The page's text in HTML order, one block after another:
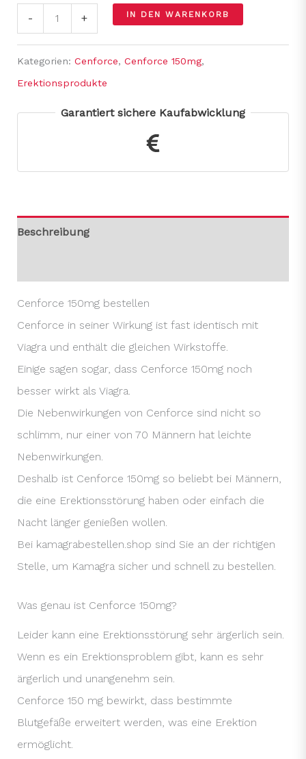
- + IN DEN WARENKORB
Kategorien: Cenforce, Cenforce 150mg,
Erektionsprodukte
Garantiert sichere Kaufabwicklung
Beschreibung
Cenforce 150mg bestellen
Cenforce in seiner Wirkung ist fast identisch mit
Viagra und enthält die gleichen Wirkstoffe.
Einige sagen sogar, dass Cenforce 150mg noch
besser wirkt als Viagra.
Die Nebenwirkungen von Cenforce sind nicht so
schlimm, nur einer von 70 Männern hat leichte
Nebenwirkungen.
Deshalb ist Cenforce 150mg so beliebt bei Männern,
die eine Erektionsstörung haben oder einfach die
Nacht länger genießen wollen.
Bei kamagrabestellen.shop sind Sie an der richtigen
Stelle, um Kamagra sicher und schnell zu bestellen.
Was genau ist Cenforce 150mg?
Leider kann eine Erektionsstörung sehr ärgerlich sein.
Wenn es ein Erektionsproblem gibt, kann es sehr
ärgerlich und unangenehm sein.
Cenforce 150 mg bewirkt, dass bestimmte
Blutgefäße erweitert werden, was eine Erektion
ermöglicht.